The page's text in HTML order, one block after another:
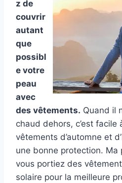
z de
couvrir
autant
que
possibl
e votre
peau
avec
des vêtements. Quand il
chaud dehors, c’est facile
vêtements d’automne et
une bonne protection. Ma
vous portiez des
solaire pour la meilleure